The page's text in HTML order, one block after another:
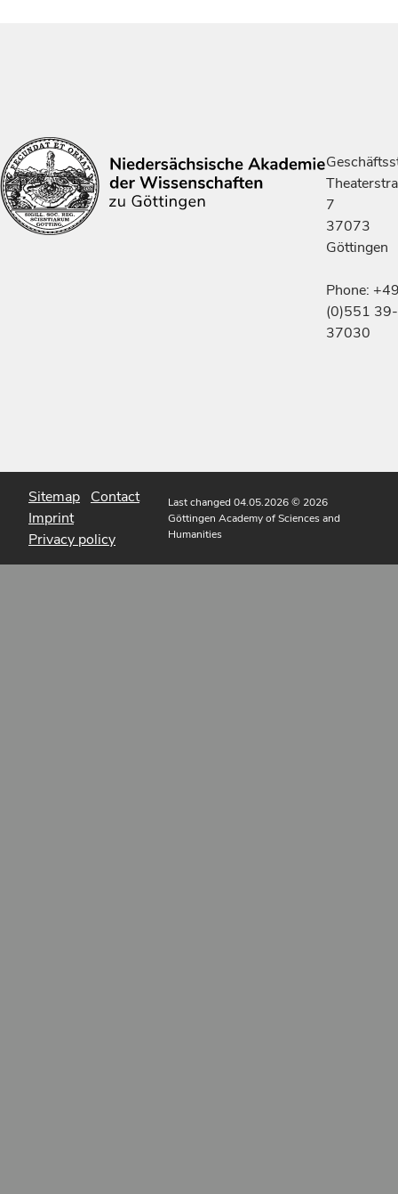
7
37073
Göttingen
Phone:
(0)551 39-
37030
Sitemap Contact
Imprint
Privacy policy
Last changed 04.05.2026© 2026
Göttingen Academy of Sciences and
Humanities